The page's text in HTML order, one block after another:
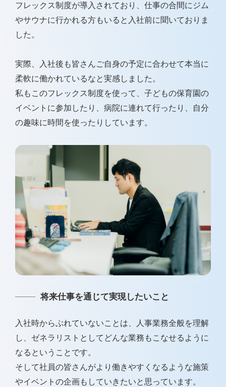
フレックス制度が導入されており、仕事の合間にジム
やサウナに行かれる方もいると入社前に聞いておりま
した。
実際、入社後も皆さんご自身の予定に合わせて本当に
柔軟に働かれているなと実感しました。
私もこのフレックス制度を使って、子どもの保育園の
イベントに参加したり、病院に連れて行ったり、自分
の趣味に時間を使ったりしています。
将来仕事を通じて実現したいこと
入社時からぶれていないことは、人事業務全般を理解
し、ゼネラリストとしてどんな業務もこなせるように
なるということです。
そして社員の皆さんがより働きやすくなるような施策
やイベントの企画もしていきたいと思っています。